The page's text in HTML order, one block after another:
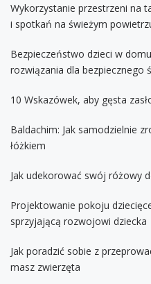
Wykorzystanie przestrzeni na
i spotkań na świeżym
Bezpieczeństwo dzieci w
rozwiązania dla bezpiecznego
10 Wskazówek, aby gęsta
Baldachim: Jak samodzielnie
łóżkiem
Jak udekorować swój różowy
Projektowanie pokoju
sprzyjającą rozwojowi dziecka
Jak poradzić sobie z
masz zwierzęta